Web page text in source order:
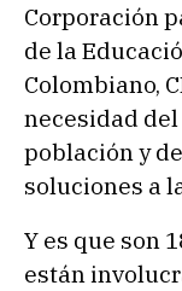
Corporación
de la
Colombiano,
necesidad
población y
soluciones a
Y es que son
están